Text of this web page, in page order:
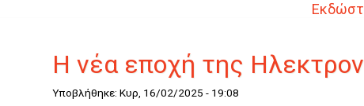
Η νέα εποχή της
Υποβλήθηκε: Κυρ, 16/02/2025 - 19:08